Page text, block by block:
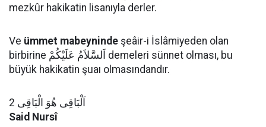
mezkûr hakikatin lisanıyla derler.
Ve ümmet mabeyninde şeâir-i İslâmiyeden olan
birbirine اَلسَّلاَمُ عَلَيْكُمْ demeleri sünnet olması, bu
büyük hakikatin şuaı olmasındandır.
اَلْبَاقِى هُوَ الْبَاقِى 2
Said Nursî